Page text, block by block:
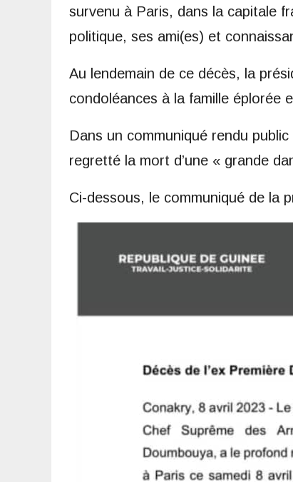
survenu à Paris, dans la capitale
politique, ses ami(es) et
Au lendemain de ce décès, la
condoléances à la famille éplorée
Dans un communiqué rendu
regretté la mort d’une « grande
Ci-dessous, le communiqué de la